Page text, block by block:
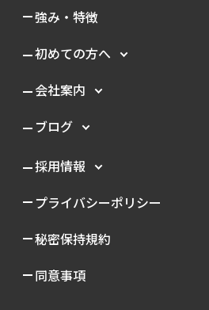
強み・特徴
初めての方へ
会社案内
ブログ
採用情報
プライバシーポリシー
秘密保持規約
同意事項